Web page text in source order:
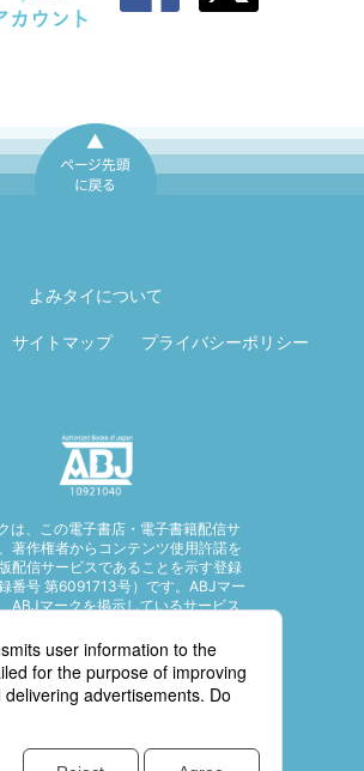
よみタイについて
サイトマップ プライバシーポリシー
は、この電子書店・電子書籍配信サ
著作権者からコンテンツ使用許諾を
配信サービスであることを示す登録
番号 第6091713号）です。ABJマー
ABJマークを掲示しているサービス